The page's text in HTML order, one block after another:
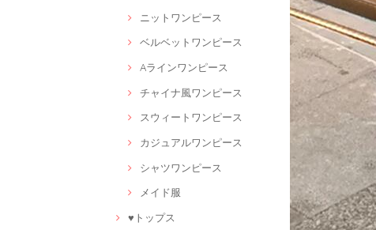
ニットワンピース
ベルベットワンピース
Aラインワンピース
チャイナ風ワンピース
スウィートワンピース
カジュアルワンピース
シャツワンピース
メイド服
♥トップス